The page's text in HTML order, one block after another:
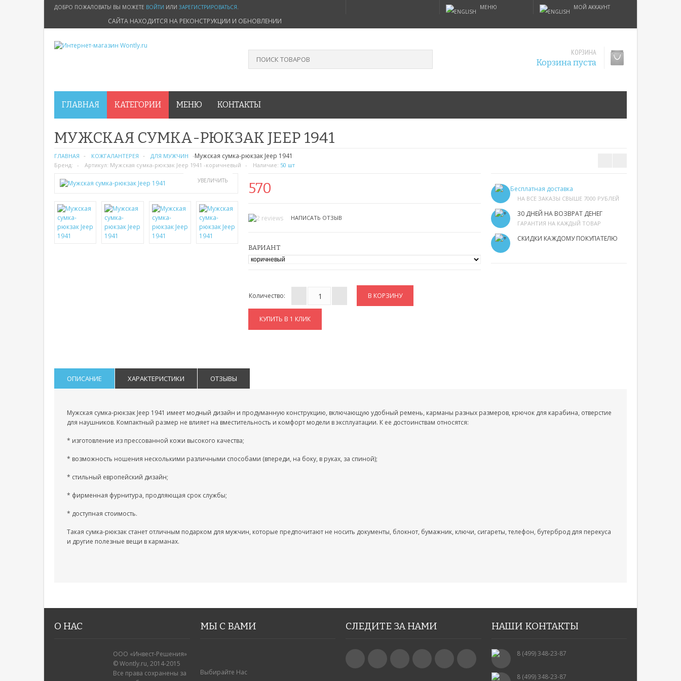
ДОБРО ПОЖАЛОВАТЬ! ВЫ МОЖЕТЕ ВОЙТИ ИЛИ ЗАРЕГИСТРИРОВАТЬСЯ.
САЙТА НАХОДИТСЯ НА РЕКОНСТРУКЦИИ И ОБНОВЛЕНИИ
МЕНЮ МОЙ АККАУНТ
КОРЗИНА
Корзина пуста
ГЛАВНАЯ КАТЕГОРИИ МЕНЮ КОНТАКТЫ
МУЖСКАЯ СУМКА-РЮКЗАК JEEP 1941
ГЛАВНАЯ КОЖГАЛАНТЕРЕЯ ДЛЯ МУЖЧИН Мужская сумка-рюкзак Jeep 1941
Бренд: Артикул: Мужская сумка-рюкзак Jeep 1941 -коричневый Наличие: 50 шт
УВЕЛИЧИТЬ 570
НАПИСАТЬ ОТЗЫВ
ВАРИАНТ
Количество:
КУПИТЬ В 1 КЛИК
Бесплатная доставка
НА ВСЕ ЗАКАЗЫ СВЫШЕ 7000 РУБЛЕЙ
30 ДНЕЙ НА ВОЗВРАТ ДЕНЕГ
ГАРАНТИЯ НА КАЖДЫЙ ТОВАР
СКИДКИ КАЖДОМУ ПОКУПАТЕЛЮ
ОПИСАНИЕ ХАРАКТЕРИСТИКИ ОТЗЫВЫ
Мужская сумка-рюкзак Jeep 1941 имеет модный дизайн и продуманную конструкцию, включающую удобный ремень, карманы разных размеров, крючок для карабина, отверстие
для наушников. Компактный размер не влияет на вместительность и комфорт модели в эксплуатации. К ее достоинствам относятся:
* изготовление из прессованной кожи высокого качества;
* возможность ношения несколькими различными способами (впереди, на боку, в руках, за спиной);
* стильный европейский дизайн;
* фирменная фурнитура, продляющая срок службы;
* доступная стоимость.
Такая сумка-рюкзак станет отличным подарком для мужчин, которые предпочитают не носить документы, блокнот, бумажник, ключи, сигареты, телефон, бутерброд для перекуса
и другие полезные вещи в карманах.
О НАС
ООО «Инвест-Решения»
© Wontly.ru, 2014-2015
Все права сохранены за
МЫ С ВАМИ
Выбирайте Нас
СЛЕДИТЕ ЗА НАМИ НАШИ КОНТАКТЫ
8 (499) 348-23-87
8 (499) 348-23-87